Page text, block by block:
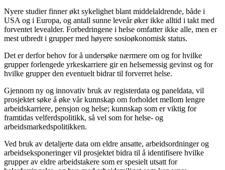
Nyere studier finner økt sykelighet blant middelaldrende, både i
USA og i Europa, og antall sunne leveår øker ikke alltid i takt med
forventet levealder. Forbedringene i helse omfatter ikke alle, men er
mest utbredt i grupper med høyere sosioøkonomisk status.
Det er derfor behov for å undersøke nærmere om og for hvilke
grupper forlengede yrkeskarriere gir en helsemessig gevinst og for
hvilke grupper den eventuelt bidrar til forverret helse.
Gjennom ny og innovativ bruk av registerdata og paneldata, vil
prosjektet søke å øke vår kunnskap om forholdet mellom lengre
arbeidskarriere, pensjon og helse; kunnskap som er viktig for
framtidas velferdspolitikk, så vel som for helse- og
arbeidsmarkedspolitikken.
Ved bruk av detaljerte data om eldre ansatte, arbeidsordninger og
arbeidseksponeringer vil prosjektet bidra til å identifisere hvilke
grupper av eldre arbeidstakere som er spesielt utsatt for